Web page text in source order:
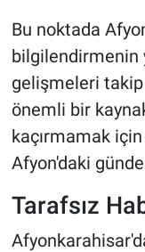
Bu noktada
bilgilendirmenin
gelişmeleri
önemli bir
kaçırmamak
Afyon'daki
Tarafsız